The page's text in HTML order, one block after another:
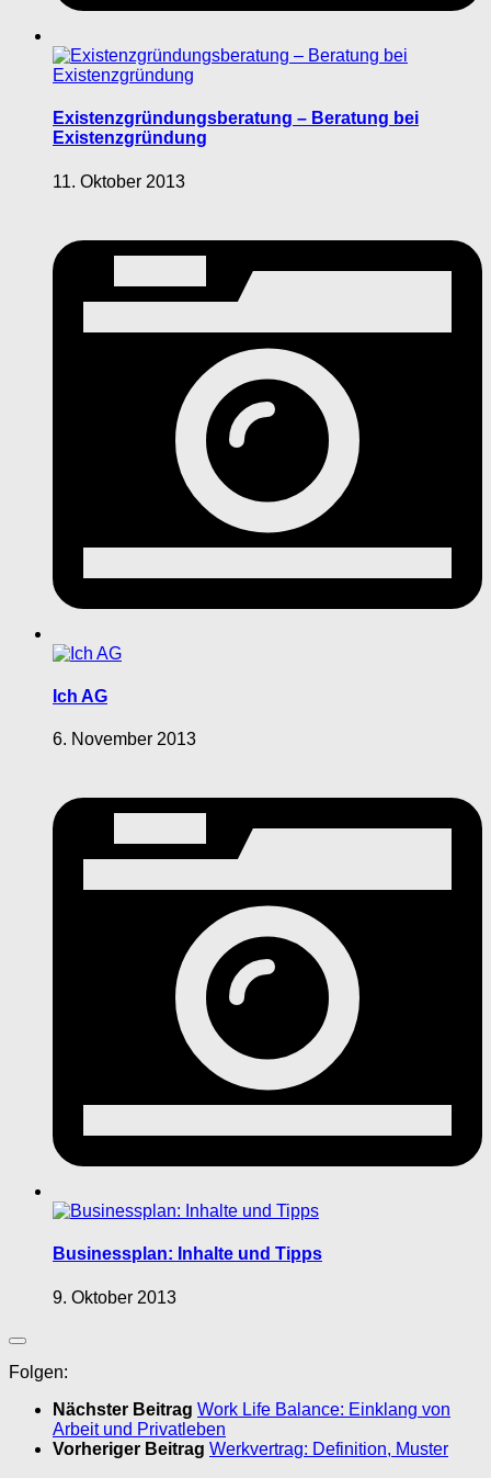
Existenzgründungsberatung – Beratung bei
Existenzgründung
11. Oktober 2013
Ich AG
6. November 2013
Businessplan: Inhalte und Tipps
9. Oktober 2013
Folgen:
Nächster Beitrag Work Life Balance: Einklang von
Arbeit und Privatleben
Vorheriger Beitrag Werkvertrag: Definition, Muster